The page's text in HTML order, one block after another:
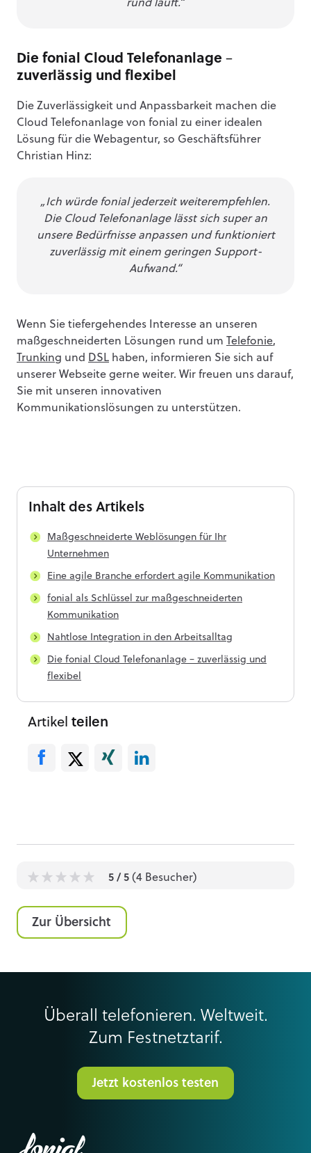
rund läuft.“
Die fonial Cloud Telefonanlage –
zuverlässig und flexibel
Die Zuverlässigkeit und Anpassbarkeit machen die
Cloud Telefonanlage von fonial zu einer idealen
Lösung für die Webagentur, so Geschäftsführer
Christian Hinz:
„Ich würde fonial jederzeit weiterempfehlen.
Die Cloud Telefonanlage lässt sich super an
unsere Bedürfnisse anpassen und funktioniert
zuverlässig mit einem geringen Support-
Aufwand.“
Wenn Sie tiefergehendes Interesse an unseren
maßgeschneiderten Lösungen rund um
Telefonie,
Trunking und DSL haben, informieren Sie sich auf
unserer Webseite gerne weiter. Wir freuen uns darauf,
Sie mit unseren innovativen
Kommunikationslösungen zu unterstützen.
Inhalt des Artikels
Maßgeschneiderte Weblösungen für Ihr
Unternehmen
Eine agile Branche erfordert agile Kommunikation
fonial als Schlüssel zur maßgeschneiderten
Kommunikation
Nahtlose Integration in den Arbeitsalltag
Die fonial Cloud Telefonanlage – zuverlässig und
flexibel
Artikel teilen
5 / 5 (4 Besucher)
Zur Übersicht
Überall telefonieren. Weltweit.
Zum Festnetztarif.
Jetzt kostenlos testen